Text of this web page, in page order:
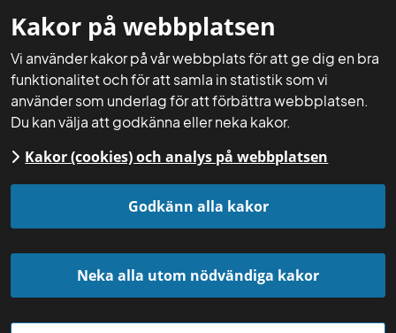
Kakor på webbplatsen
Vi använder kakor på vår webbplats för att ge dig en bra
funktionalitet och för att samla in statistik som vi
använder som underlag för att förbättra webbplatsen.
Du kan välja att godkänna eller neka kakor.
Kakor (cookies) och analys på webbplatsen
Godkänn alla kakor
Neka alla utom nödvändiga kakor
Mina sidor
Startsida Aktuellt Nyheter